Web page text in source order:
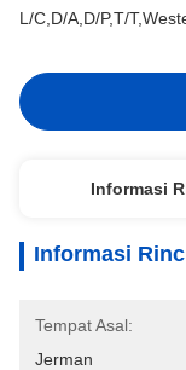
L/C,D/A,D/P,T/
Informasi
Informasi
Tempat Asal:
Jerman